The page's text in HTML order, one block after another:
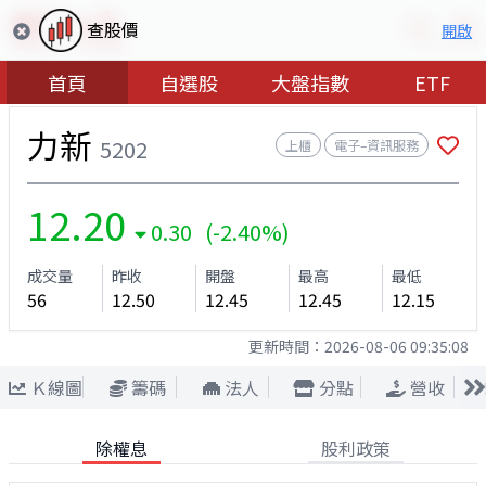
查股價 開啟
首頁 自選股 大盤指數 ETF
力新 5202 上櫃 電子–資訊服務
12.20 0.30 (-2.40%)
成交量
56
昨收
12.50
開盤
12.45
最高
12.45
最低
12.15
更新時間： 2026-08-06 09:35:08
Ｋ線圖 籌碼 法人 分點 營收
除權息 股利政策